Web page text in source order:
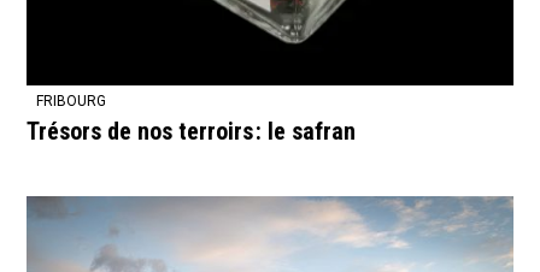
FRIBOURG
Trésors de nos terroirs : le safran